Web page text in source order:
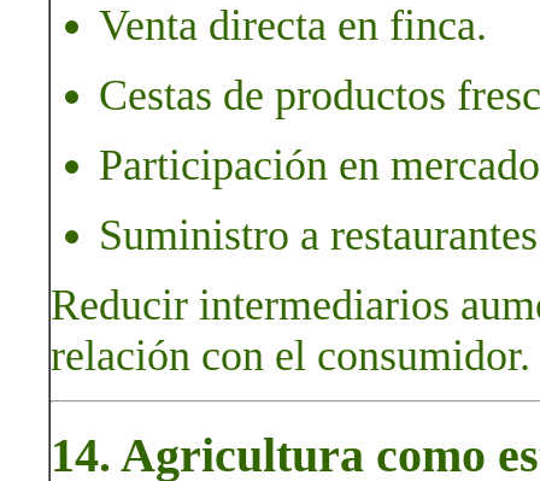
Venta directa en finca.
Cestas de productos
Participación en
Suministro a
Reducir intermediarios
relación con el consumidor.
14. Agricultura como